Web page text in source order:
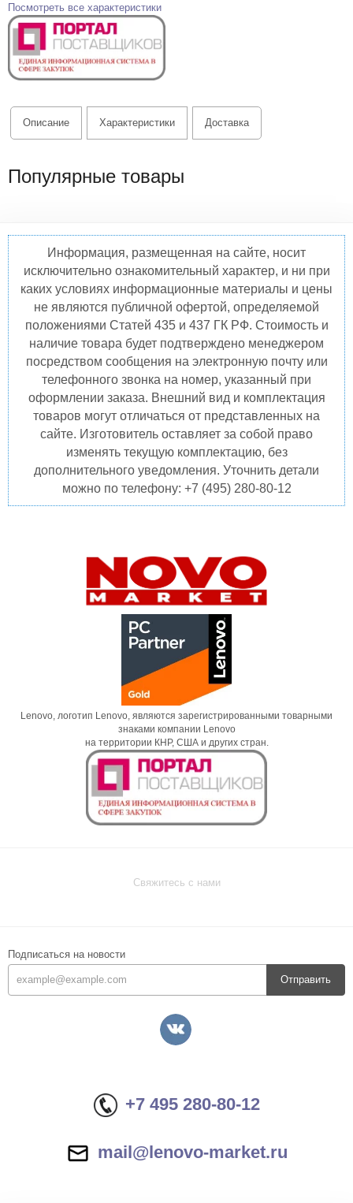
Посмотреть все характеристики
Описание Характеристики Доставка
Популярные товары
Информация, размещенная на сайте, носит
исключительно ознакомительный характер, и ни при
каких условиях информационные материалы и цены
не являются публичной офертой, определяемой
положениями Статей 435 и 437 ГК РФ. Стоимость и
наличие товара будет подтверждено менеджером
посредством сообщения на электронную почту или
телефонного звонка на номер, указанный при
оформлении заказа. Внешний вид и комплектация
товаров могут отличаться от представленных на
сайте. Изготовитель оставляет за собой право
изменять текущую комплектацию, без
дополнительного уведомления. Уточнить детали
можно по телефону: +7 (495) 280-80-12
Lenovo, логотип Lenovo, являются зарегистрированными товарными
знаками компании Lenovo
на территории КНР, США и других стран.
Свяжитесь с нами
Подписаться на новости
Отправить
+7 495 280-80-12
mail@lenovo-market.ru